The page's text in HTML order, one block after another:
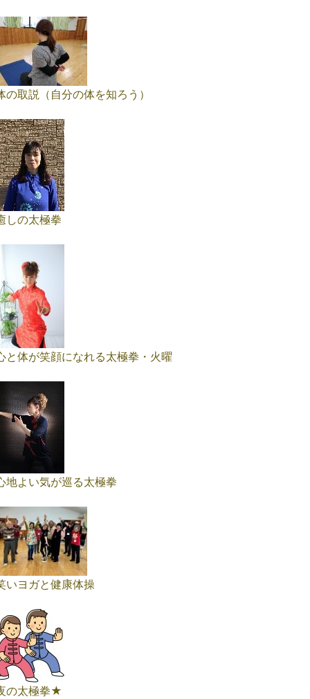
の取説（自分の体を知ろう）
しの太極拳
と体が笑顔になれる太極拳・火曜
地よい気が巡る太極拳
いヨガと健康体操
の太極拳★